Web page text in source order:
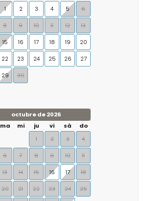
1
2 3 4 5 6
8 9 10 11 12 13
15 16 17 18 19 20
22 23 24 25 26 27
29 30
octubre de 2026
ma mi ju vi sá
do
1
2 3 4
6 7 8 9 10 11
13 14 15 16 17 18
20 21 22 23 24 25